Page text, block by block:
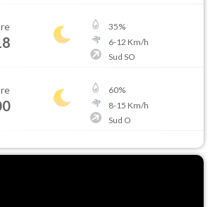
35%
6-12 Km/h
Sud SO
60%
8-15 Km/h
Sud O